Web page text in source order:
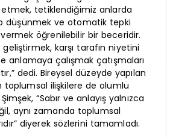
etmek, tetiklendiğimiz anlarda
düşünmek ve otomatik tepki
öğrenilebilir bir beceridir.
karşı tarafın niyetini
anlamaya çalışmak çatışmaları
dedi. Bireysel düzeyde yapılan
toplumsal ilişkilere de olumlu
“Sabır ve anlayış yalnızca
aynı zamanda toplumsal
diyerek sözlerini tamamladı.